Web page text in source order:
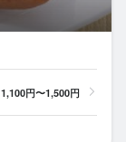
1,100円〜1,500円